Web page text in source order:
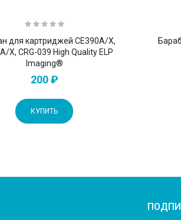
для картриджей CE390A/X,
X, CRG-039 High Quality ELP
Imaging®
200 ₽
КУПИТЬ